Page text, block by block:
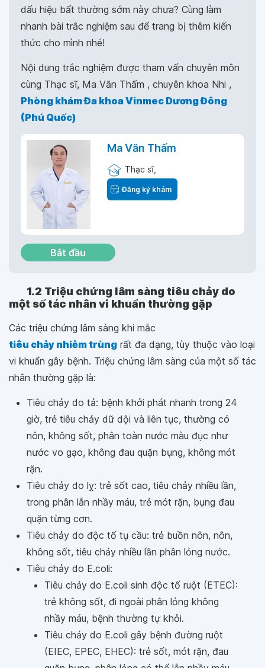
dấu hiệu bất thường sớm này chưa? Cùng làm
nhanh bài trắc nghiệm sau để trang bị thêm kiến
thức cho mình nhé!
Nội dung trắc nghiệm được tham vấn chuyên môn
cùng Thạc sĩ, Ma Văn Thấm , chuyên khoa Nhi ,
Phòng khám Đa khoa Vinmec Dương Đông
(Phú Quốc)
Ma Văn Thấm
Thạc sĩ,
Đăng ký khám
Bắt đầu
1.2 Triệu chứng lâm sàng tiêu chảy do
một số tác nhân vi khuẩn thường gặp
Các triệu chứng lâm sàng khi mắc
tiêu chảy nhiễm trùng rất đa dạng, tùy thuộc vào loại
vi khuẩn gây bệnh. Triệu chứng lâm sàng của một số tác
nhân thường gặp là:
Tiêu chảy do tả: bệnh khởi phát nhanh trong 24
giờ, trẻ tiêu chảy dữ dội và liên tục, thường có
nôn, không sốt, phân toàn nước màu đục như
nước vo gạo, không đau quặn bụng, không mót
rặn.
Tiêu chảy do lỵ: trẻ sốt cao, tiêu chảy nhiều lần,
trong phân lẫn nhầy máu, trẻ mót rặn, bụng đau
quặn từng cơn.
Tiêu chảy do độc tố tụ cầu: trẻ buồn nôn, nôn,
không sốt, tiêu chảy nhiều lần phân lỏng nước.
Tiêu chảy do E.coli:
Tiêu chảy do E.coli sinh độc tố ruột (ETEC):
trẻ không sốt, đi ngoài phân lỏng không
nhầy máu, bệnh thường tự khỏi.
Tiêu chảy do E.coli gây bệnh đường ruột
(EIEC, EPEC, EHEC): trẻ sốt, mót rặn, đau